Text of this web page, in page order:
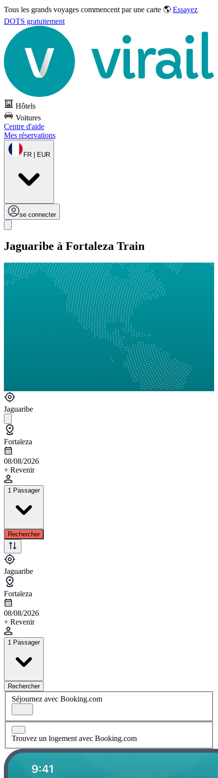
Tous les grands voyages commencent par une carte 🌎 Essayez
DOTS gratuitement
Hôtels
Voitures
Centre d'aide
Mes réservations
FR | EUR
se connecter
Jaguaribe à Fortaleza Train
Jaguaribe
Fortaleza
08/08/2026
+ Revenir
1 Passager
Rechercher
Jaguaribe
Fortaleza
08/08/2026
+ Revenir
1 Passager
Rechercher
Séjournez avec Booking.com
Trouvez un logement avec Booking.com